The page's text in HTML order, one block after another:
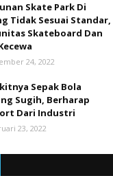
Skate Park Di
Tidak Sesuai Standar,
Skateboard Dan
24, 2022
Sepak Bola
Sugih, Berharap
Dari Industri
23, 2022